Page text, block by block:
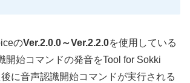
のVer.2.0.0～Ver.2.2.0を使用している
開始コマンドの発音をTool for Sokki
に音声認識開始コマンドが実行される